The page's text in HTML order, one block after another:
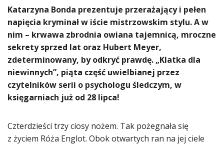
Katarzyna Bonda prezentuje przerażający i pełen
napięcia kryminał w iście mistrzowskim stylu. A w
nim – krwawa zbrodnia owiana tajemnicą, mroczne
sekrety sprzed lat oraz Hubert Meyer,
zdeterminowany, by odkryć prawdę. „Klatka dla
niewinnych”, piąta część uwielbianej przez
czytelników serii o psychologu śledczym, w
księgarniach już od 28 lipca!
Czterdzieści trzy ciosy nożem. Tak pożegnała się
z życiem Róża Englot. Obok otwartych ran na jej ciele